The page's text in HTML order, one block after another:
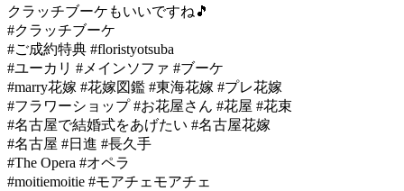
クラッチブーケもいいですね🎵
#クラッチブーケ
#ご成約特典 #floristyotsuba
#ユーカリ #メインソファ #ブーケ
#marry花嫁 #花嫁図鑑 #東海花嫁 #プレ花嫁
#フラワーショップ #お花屋さん #花屋 #花束
#名古屋で結婚式をあげたい #名古屋花嫁
#名古屋 #日進 #長久手
#The Opera #オペラ
#moitiemoitie #モアチェモアチェ